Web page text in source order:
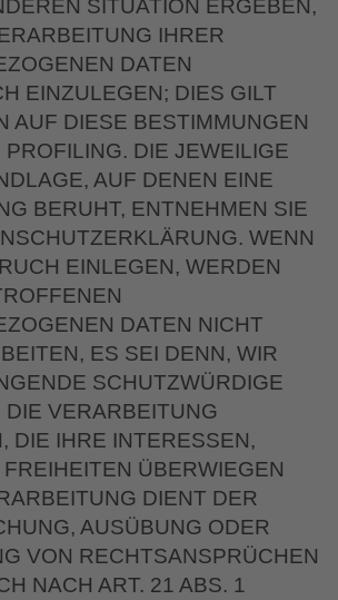
SITUATION ERGEBEN,
IHRER
DATEN
EINZULEGEN; DIES GILT
AUF DIESE BESTIMMUNGEN
DIE JEWEILIGE
AUF DENEN EINE
BERUHT, ENTNEHMEN SIE
WENN
EINLEGEN, WERDEN
DATEN NICHT
ES SEI DENN, WIR
SCHUTZWÜRDIGE
VERARBEITUNG
DIE IHRE INTERESSEN,
ÜBERWIEGEN
DIENT DER
AUSÜBUNG ODER
VON RECHTSANSPRÜCHEN
NACH ART. 21 ABS. 1